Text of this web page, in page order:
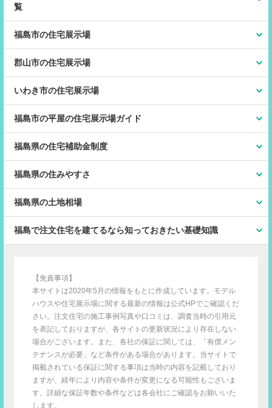
覧
福島市の住宅展示場
郡山市の住宅展示場
いわき市の住宅展示場
福島市の平屋の住宅展示場ガイド
福島県の住宅補助金制度
福島県の住みやすさ
福島県の土地相場
福島で注文住宅を建てるなら知っておきたい基礎知識
【免責事項】
本サイトは2020年5月の情報をもとに作成しています。モデル
ハウスや住宅展示場に関する最新の情報は公式HPでご確認くだ
さい。注文住宅の施工事例写真や口コミは、調査当時の引用元
を表記しておりますが、各サイトの更新状況により存在しない
場合がございます。また、各社の保証に関しては、「有償メン
テナンスが必要」など条件がある場合があります。当サイトで
掲載されている保証に関する事項は当時の内容を記載しており
ますが、経年により内容や条件が変更になる可能性もございま
す。詳細な保証年数や条件などは各会社にご確認をお願いいた
します。